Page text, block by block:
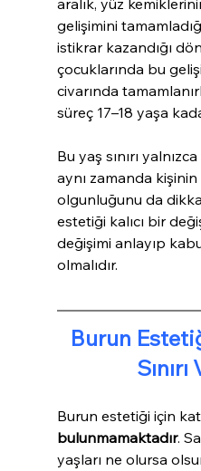
aralık, yüz
gelişimini
istikrar kazandığı
çocuklarında bu
civarında
süreç 17–18 yaşa
Bu yaş sınırı
aynı zamanda
olgunluğunu da
estetiği kalıcı bir
değişimi anlayıp
olmalıdır.
Burun
Burun estetiği için
bulunmamaktadır.
yaşları ne olursa